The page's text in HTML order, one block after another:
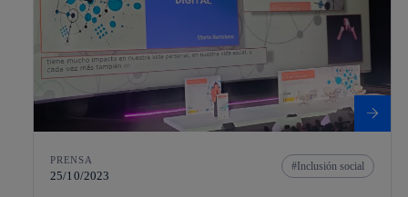
PRENSA
25/10/2023
Inclusión social